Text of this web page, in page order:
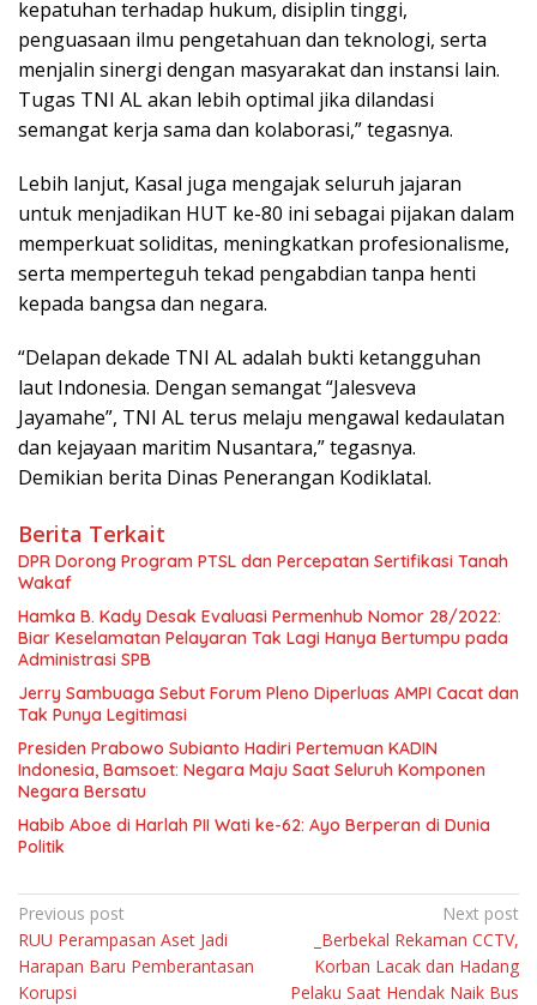
kepatuhan terhadap hukum, disiplin tinggi,
penguasaan ilmu pengetahuan dan teknologi, serta
menjalin sinergi dengan masyarakat dan instansi lain.
Tugas TNI AL akan lebih optimal jika dilandasi
semangat kerja sama dan kolaborasi,” tegasnya.
Lebih lanjut, Kasal juga mengajak seluruh jajaran
untuk menjadikan HUT ke-80 ini sebagai pijakan dalam
memperkuat soliditas, meningkatkan profesionalisme,
serta memperteguh tekad pengabdian tanpa henti
kepada bangsa dan negara.
“Delapan dekade TNI AL adalah bukti ketangguhan
laut Indonesia. Dengan semangat “Jalesveva
Jayamahe”, TNI AL terus melaju mengawal kedaulatan
dan kejayaan maritim Nusantara,” tegasnya.
Demikian berita Dinas Penerangan Kodiklatal.
Berita Terkait
DPR Dorong Program PTSL dan Percepatan Sertifikasi Tanah
Wakaf
Hamka B. Kady Desak Evaluasi Permenhub Nomor 28/2022:
Biar Keselamatan Pelayaran Tak Lagi Hanya Bertumpu pada
Administrasi SPB
Jerry Sambuaga Sebut Forum Pleno Diperluas AMPI Cacat dan
Tak Punya Legitimasi
Presiden Prabowo Subianto Hadiri Pertemuan KADIN
Indonesia, Bamsoet: Negara Maju Saat Seluruh Komponen
Negara Bersatu
Habib Aboe di Harlah PII Wati ke-62: Ayo Berperan di Dunia
Politik
Navigasi
pos
Previous post
RUU Perampasan Aset Jadi
Harapan Baru Pemberantasan
Korupsi
Next post
_Berbekal Rekaman CCTV,
Korban Lacak dan Hadang
Pelaku Saat Hendak Naik Bus